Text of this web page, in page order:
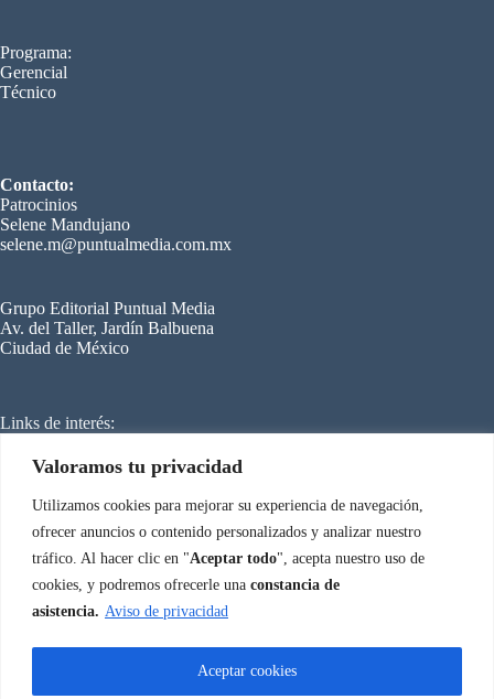
Valoramos tu privacidad
Utilizamos cookies para mejorar su experiencia de navegación,
ofrecer anuncios o contenido personalizados y analizar nuestro
tráfico. Al hacer clic en "Aceptar todo", acepta nuestro uso de
cookies, y podremos ofrecerle una constancia de
asistencia. Aviso de privacidad
Aceptar cookies
Programa:
Gerencial
Técnico
Contacto:
Patrocinios
Selene Mandujano
selene.m@puntualmedia.com.mx
Grupo Editorial Puntual Media
Av. del Taller, Jardín Balbuena
Ciudad de México
Links de interés:
Cero Grados
Energy Management
Aviso de privacidad
Congreso Internacional de Climatización © 2026